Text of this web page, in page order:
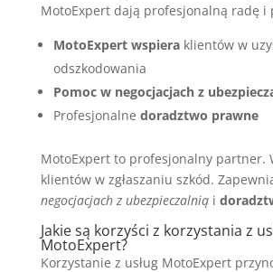
MotoExpert dają profesjonalną radę i
MotoExpert wspieraklientów w
odszkodowania
Pomoc w negocjacjach z
Profesjonalne doradztwo prawne
MotoExpert to profesjonalny partner.
klientów w zgłaszaniu szkód.
negocjacjach z ubezpieczalniąi
Jakie są korzyści z korzystania z
MotoExpert?
Korzystanie z usług MotoExpert